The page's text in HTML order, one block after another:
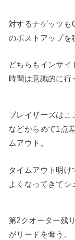
対するナゲッツも
のポストアップを
どちらもインサ
時間は意識的に行
ブレイザーズはこ
などからめて1点
ムアウト。
タイムアウト明
よくなってきてシ
第2クオーター残
がリードを奪う。